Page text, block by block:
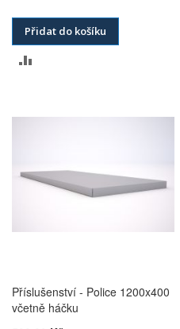
Přidat do košíku
POROVNÁNÍ
Příslušenství - Police 1200x400
včetně háčku